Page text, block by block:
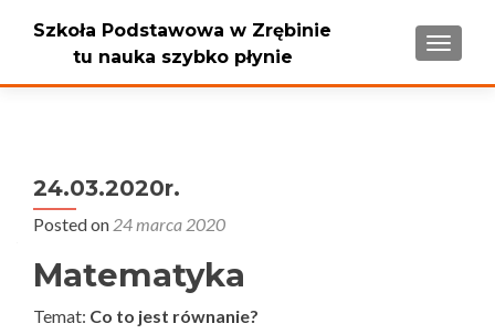
Szkoła Podstawowa w Zrębinie
tu nauka szybko płynie
24.03.2020r.
Posted on 24 marca 2020
Matematyka
Temat: Co to jest równanie?